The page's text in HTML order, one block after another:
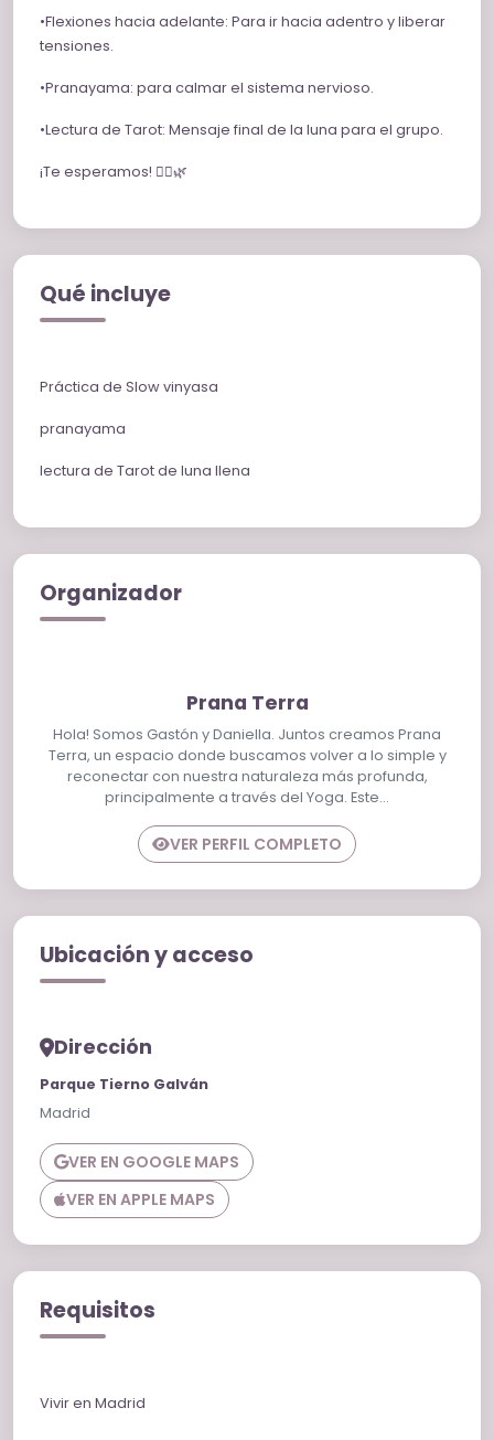
•Flexiones hacia adelante: Para ir hacia adentro y liberar
tensiones.
•Pranayama: para calmar el sistema nervioso.
•Lectura de Tarot: Mensaje final de la luna para el grupo.
¡Te esperamos! 🧘‍♀️🌿
Qué incluye
Práctica de Slow vinyasa
pranayama
lectura de Tarot de luna llena
Organizador
Prana Terra
Hola! Somos Gastón y Daniella. Juntos creamos Prana
Terra, un espacio donde buscamos volver a lo simple y
reconectar con nuestra naturaleza más profunda,
principalmente a través del Yoga. Este…
VER PERFIL COMPLETO
Ubicación y acceso
Dirección
Parque Tierno Galván
Madrid
VER EN GOOGLE MAPS
VER EN APPLE MAPS
Requisitos
Vivir en Madrid